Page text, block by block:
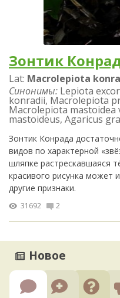
Зонтик
Lat: Macrolepiota
Синонимы: Lepiota
konradii, Macrolepiota
Macrolepiota mastoidea
mastoideus, Agaricus
Зонтик Конрада
видов по характерной
шляпке растрескавшаяся
красивого рисунка может
другие признаки.
31692 2
Новое